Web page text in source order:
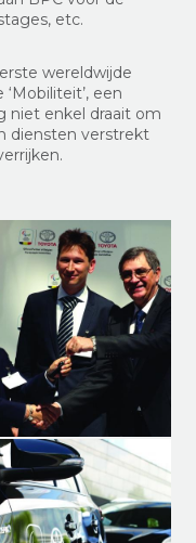
etc.
wereldwijde
een
niet enkel draait om
diensten verstrekt